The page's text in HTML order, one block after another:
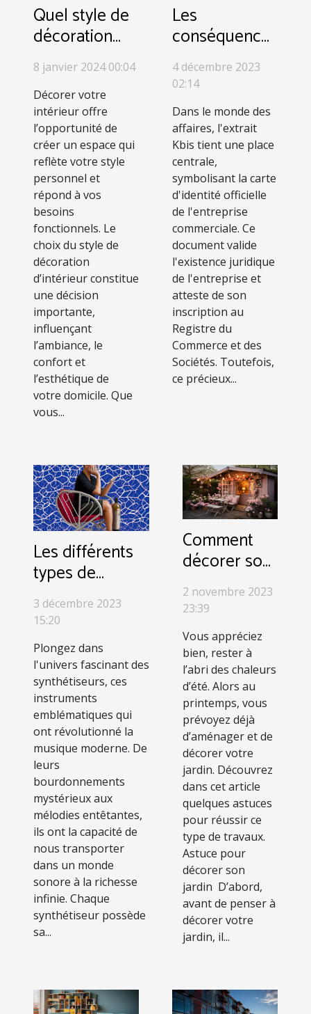
Quel style de
décoration
d’intérieur
choisir ?
8 janvier 2024 00:04
Décorer votre
intérieur offre
l’opportunité de
créer un espace qui
reflète votre style
personnel et
répond à vos
besoins
fonctionnels. Le
choix du style de
décoration
d’intérieur constitue
une décision
importante,
influençant
l’ambiance, le
confort et
l’esthétique de
votre domicile. Que
vous...
Les
conséquences
d'un extrait
Kbis périmé
pour les
entreprises et
comment
l'éviter
4 décembre 2023
02:14
Dans le monde des
affaires, l'extrait
Kbis tient une place
centrale,
symbolisant la carte
d'identité officielle
de l'entreprise
commerciale. Ce
document valide
l'existence juridique
de l'entreprise et
atteste de son
inscription au
Registre du
Commerce et des
Sociétés. Toutefois,
ce précieux...
Les différents
types de
synthétiseurs et
leurs
caractéristiques
3 décembre 2023
15:20
Plongez dans
l'univers fascinant des
synthétiseurs, ces
instruments
emblématiques qui
ont révolutionné la
musique moderne. De
leurs
bourdonnements
mystérieux aux
mélodies entêtantes,
ils ont la capacité de
nous transporter
dans un monde
sonore à la richesse
infinie. Chaque
synthétiseur possède
sa...
Comment
décorer son
jardin ?
2 novembre 2023
23:39
Vous appréciez
bien, rester à
l’abri des chaleurs
d’été. Alors au
printemps, vous
prévoyez déjà
d’aménager et de
décorer votre
jardin. Découvrez
dans cet article
quelques astuces
pour réussir ce
type de travaux.
Astuce pour
décorer son
jardin D’abord,
avant de penser à
décorer votre
jardin, il...